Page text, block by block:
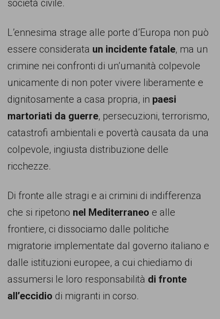
opportunità
garanzia
dei
diritti
cittadinanza
per
tutti.
società civile.
L’ennesima strage alle porte d’Europa non può
essere considerata un incidente fatale, ma un
crimine nei confronti di un’umanità colpevole
unicamente di non poter vivere liberamente e
dignitosamente a casa propria, in paesi
martoriati da guerre, persecuzioni, terrorismo,
catastrofi ambientali e povertà causata da una
colpevole, ingiusta distribuzione delle
ricchezze.
Di fronte alle stragi e ai crimini di indifferenza
che si ripetono nel Mediterraneo e alle
frontiere, ci dissociamo dalle politiche
migratorie implementate dal governo italiano e
dalle istituzioni europee, a cui chiediamo di
assumersi le loro responsabilità di fronte
all’eccidio di migranti in corso.